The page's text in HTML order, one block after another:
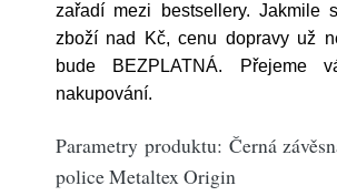
zařadí mezi bestsellery. Jakmile
zboží nad Kč, cenu dopravy už
bude BEZPLATNÁ. Přejeme
nakupování.
Parametry produktu: Černá
police Metaltex Origin